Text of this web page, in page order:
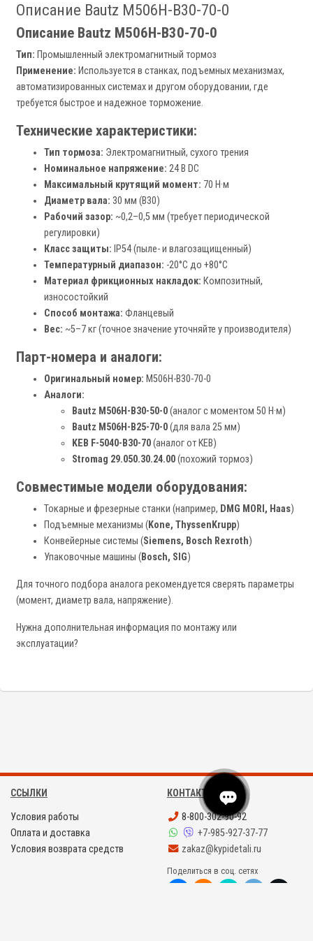
Описание Bautz M506H-B30-70-0
Описание Bautz M506H-B30-70-0
Тип: Промышленный электромагнитный тормоз
Применение: Используется в станках, подъемных механизмах,
автоматизированных системах и другом оборудовании, где
требуется быстрое и надежное торможение.
Технические характеристики:
Тип тормоза: Электромагнитный, сухого трения
Номинальное напряжение: 24 В DC
Максимальный крутящий момент: 70 Н·м
Диаметр вала: 30 мм (B30)
Рабочий зазор: ~0,2–0,5 мм (требует периодической
регулировки)
Класс защиты: IP54 (пыле- и влагозащищенный)
Температурный диапазон: -20°C до +80°C
Материал фрикционных накладок: Композитный,
износостойкий
Способ монтажа: Фланцевый
Вес: ~5–7 кг (точное значение уточняйте у производителя)
Парт-номера и аналоги:
Оригинальный номер: M506H-B30-70-0
Аналоги:
Bautz M506H-B30-50-0(аналог с моментом 50 Н·м)
Bautz M506H-B25-70-0(для вала 25 мм)
KEB F-5040-B30-70(аналог от KEB)
Stromag 29.050.30.24.00(похожий тормоз)
Совместимые модели оборудования:
Токарные и фрезерные станки (например, DMG MORI, Haas)
Подъемные механизмы (Kone, ThyssenKrupp)
Конвейерные системы (Siemens, Bosch Rexroth)
Упаковочные машины (Bosch, SIG)
Для точного подбора аналога рекомендуется сверять параметры
(момент, диаметр вала, напряжение).
Нужна дополнительная информация по монтажу или
эксплуатации?
ССЫЛКИ
Условия работы
Оплата и доставка
Условия возврата средств
КОНТАКТЫ
8-800-302-90-92
+7-985-927-37-77
zakaz@kypidetali.ru
Поделиться в соц. сетях